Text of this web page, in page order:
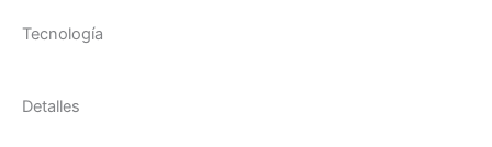
Tecnología
Detalles